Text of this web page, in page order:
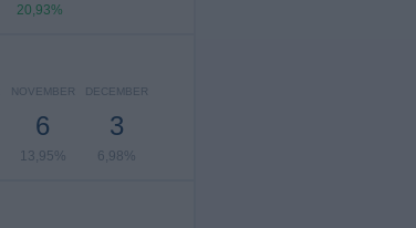
20,93%
NOVEMBER
6
13,95%
DECEMBER
3
6,98%